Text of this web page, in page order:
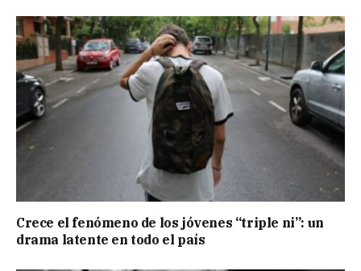
Crece el fenómeno de los jóvenes “triple ni”: un
drama latente en todo el país